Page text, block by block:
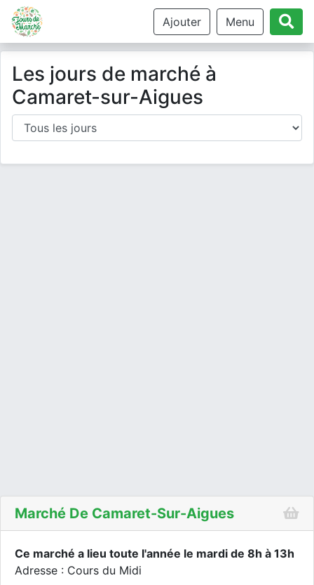
Ajouter Menu
Les jours de marché à
Camaret-sur-Aigues
Marché De Camaret-Sur-Aigues
Ce marché a lieu toute l'année le mardi de 8h à 13h
Adresse : Cours du Midi